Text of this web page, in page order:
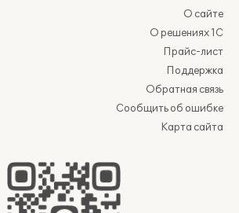
О сайте
О решениях 1С
Прайс-лист
Поддержка
Обратная связь
Сообщить об ошибке
Карта сайта